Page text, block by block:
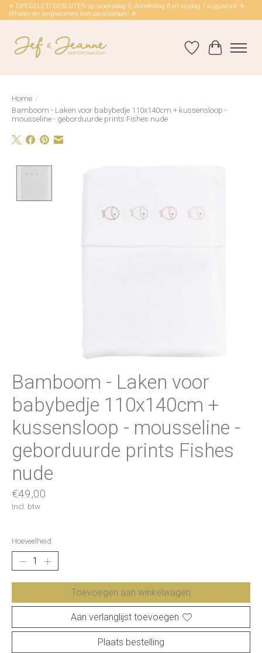
☀ OPEGELET! GESLOTEN op woensdag 5, donderdag 6 en vrijdag 7 augustus! ☀
Afhalen en langskomen kan op afspraak! ☀
Verlanglijst
Home /
Bamboom - Laken voor babybedje 110x140cm + kussensloop -
mousseline - geborduurde prints Fishes nude
Bamboom - Laken voor
babybedje 110x140cm +
kussensloop - mousseline -
geborduurde prints Fishes
nude
€49,00
Incl. btw
Hoeveelheid:
Toevoegen aan winkelwagen
Aan verlanglijst toevoegen
Plaats bestelling